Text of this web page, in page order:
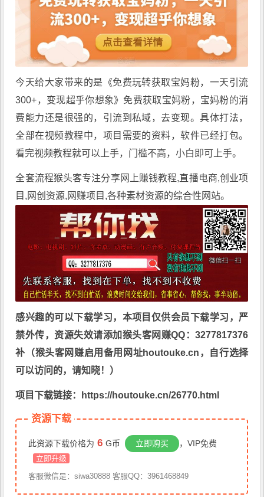
今天给大家带来的是《免费玩转获取宝妈粉，一天引流
300+，变现超乎你想象》免费获取宝妈粉，宝妈粉的消
费能力还是很强的，引流到私域，去变现。具体打法，
全部在视频教程中，项目需要的资料，软件已经打包。
看完视频教程就可以上手，门槛不高，小白即可上手。
全套流程猴头客专注分享网上赚钱教程,直播电商,创业项
目,网创资源, 网赚项目 ,各种素材资源的综合性网站。
感兴趣的可以下载学习，本项目仅供会员下载学习，严
禁外传，资源失效请添加猴头客网赚QQ：3277817376
补（猴头客网赚启用备用网址houtouke.cn，自行选择
可以访问的，请知晓！）
项目下载链接：https://houtouke.cn/26770.html
资源下载
此资源下载价格为 6 G币 立即购买 ，VIP免费
立即升级
客服微信是：siwa30888 客服QQ：3961468849